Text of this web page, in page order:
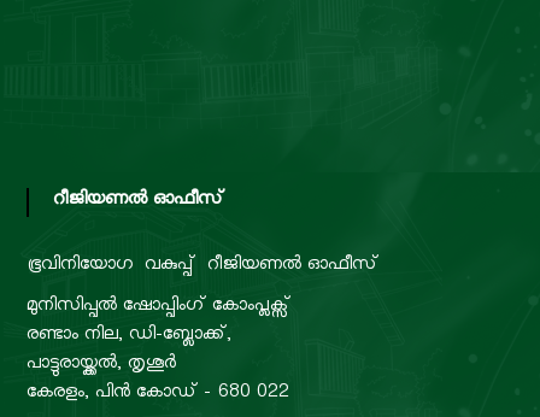
റീജിയണൽ ഓഫീസ്
ഭൂവിനിയോഗ വകുപ്പ് റീജിയണൽ ഓഫീസ്
മുനിസിപ്പൽ ഷോപ്പിംഗ് കോംപ്ലക്സ്
രണ്ടാം നില, ഡി-ബ്ലോക്ക്,
പാട്ടുരായ്ക്കൽ, തൃശൂർ
കേരളം, പിൻ കോഡ് - 680 022